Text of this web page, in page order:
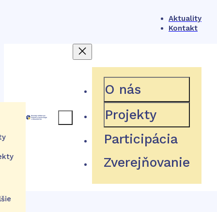
Aktuality
Kontakt
O nás
Projekty
Participácia
Zverejňovanie
404
Hľadaná stránka neexistuje